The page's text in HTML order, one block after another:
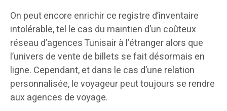
On peut encore enrichir ce registre d’inventaire
intolérable, tel le cas du maintien d’un coûteux
réseau d’agences Tunisair à l’étranger alors que
l’univers de vente de billets se fait désormais en
ligne. Cependant, et dans le cas d’une relation
personnalisée, le voyageur peut toujours se rendre
aux agences de voyage.